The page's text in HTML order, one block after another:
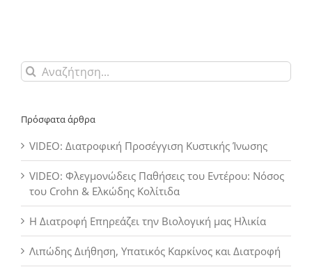
Αναζήτηση
για:
Πρόσφατα άρθρα
VIDEO: Διατροφική Προσέγγιση Κυστικής Ίνωσης
VIDEO: Φλεγμονώδεις Παθήσεις του Εντέρου: Νόσος
του Crohn & Ελκώδης Κολίτιδα
Η Διατροφή Επηρεάζει την Βιολογική μας Ηλικία
Λιπώδης Διήθηση, Υπατικός Καρκίνος και Διατροφή